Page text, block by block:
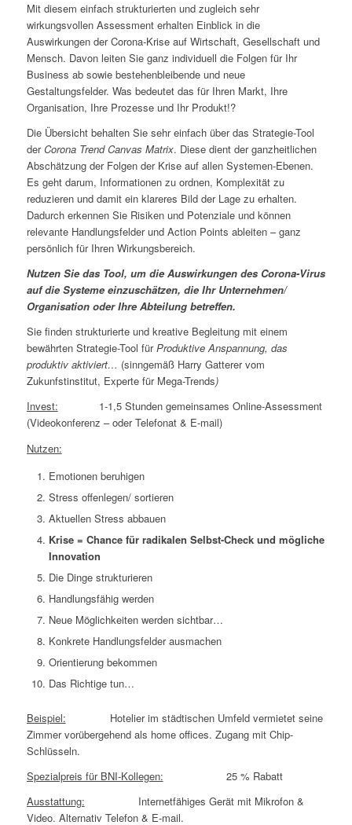
Mit diesem einfach strukturierten und zugleich sehr
wirkungsvollen Assessment erhalten Einblick in die
Auswirkungen der Corona-Krise auf Wirtschaft, Gesellschaft und
Mensch. Davon leiten Sie ganz individuell die Folgen für Ihr
Business ab sowie bestehenbleibende und neue
Gestaltungsfelder. Was bedeutet das für Ihren Markt, Ihre
Organisation, Ihre Prozesse und Ihr Produkt!?
Die Übersicht behalten Sie sehr einfach über das Strategie-Tool
derCorona Trend Canvas Matrix. Diese dient der ganzheitlichen
Abschätzung der Folgen der Krise auf allen Systemen-Ebenen.
Es geht darum, Informationen zu ordnen, Komplexität zu
reduzieren und damit ein klareres Bild der Lage zu erhalten.
Dadurch erkennen Sie Risiken und Potenziale und können
relevante Handlungsfelder und Action Points ableiten – ganz
persönlich für Ihren Wirkungsbereich.
Nutzen Sie das Tool, um die Auswirkungen des Corona-Virus
auf die Systeme einzuschätzen, die Ihr Unternehmen/
Organisation oder Ihre Abteilung betreffen.
Sie finden strukturierte und kreative Begleitung mit einem
bewährten Strategie-Tool fürProduktive Anspannung, das
produktiv aktiviert… (sinngemäß Harry Gatterer vom
Zukunfstinstitut, Experte für Mega-Trends)
Invest: 1-1,5 Stunden gemeinsames Online-Assessment
(Videokonferenz – oder Telefonat & E-mail)
Nutzen:
Emotionen beruhigen
Stress offenlegen/ sortieren
Aktuellen Stress abbauen
Krise = Chance für radikalen Selbst-Check und mögliche
Innovation
Die Dinge strukturieren
Handlungsfähig werden
Neue Möglichkeiten werden sichtbar…
Konkrete Handlungsfelder ausmachen
Orientierung bekommen
Das Richtige tun…
Beispiel: Hotelier im städtischen Umfeld vermietet seine
Zimmer vorübergehend als home offices. Zugang mit Chip-
Schlüsseln.
Spezialpreis für BNI-Kollegen: 25 % Rabatt
Ausstattung: Internetfähiges Gerät mit Mikrofon &
Video. Alternativ Telefon & E-mail.